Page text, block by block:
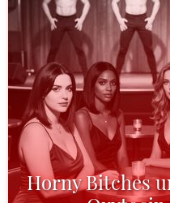
Horny Bitches